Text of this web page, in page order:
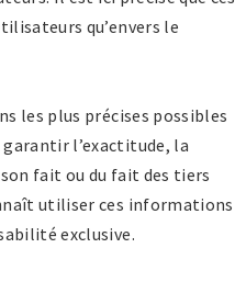
qu’envers le
les plus précises possibles
l’exactitude, la
fait ou du fait des tiers
utiliser ces informations
exclusive.